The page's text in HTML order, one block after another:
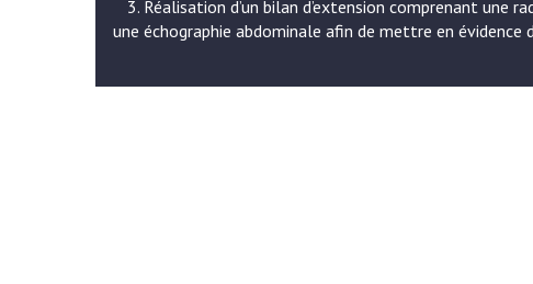
3. Réalisation d’un bilan d’extension comprenant une
une échographie abdominale afin de mettre en évidence